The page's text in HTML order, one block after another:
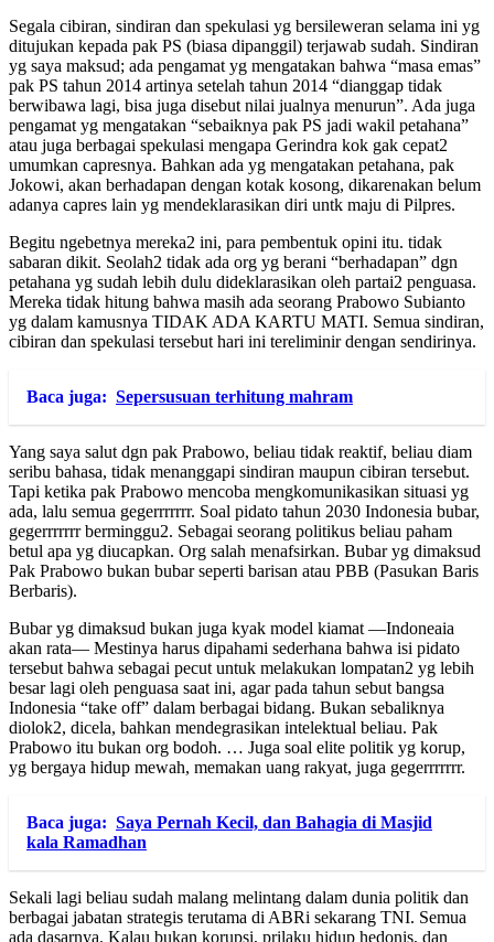
Segala cibiran, sindiran dan spekulasi yg bersileweran selama ini yg
ditujukan kepada pak PS (biasa dipanggil) terjawab sudah. Sindiran
yg saya maksud; ada pengamat yg mengatakan bahwa “masa emas”
pak PS tahun 2014 artinya setelah tahun 2014 “dianggap tidak
berwibawa lagi, bisa juga disebut nilai jualnya menurun”. Ada juga
pengamat yg mengatakan “sebaiknya pak PS jadi wakil petahana”
atau juga berbagai spekulasi mengapa Gerindra kok gak cepat2
umumkan capresnya. Bahkan ada yg mengatakan petahana, pak
Jokowi, akan berhadapan dengan kotak kosong, dikarenakan belum
adanya capres lain yg mendeklarasikan diri untk maju di Pilpres.
Begitu ngebetnya mereka2 ini, para pembentuk opini itu. tidak
sabaran dikit. Seolah2 tidak ada org yg berani “berhadapan” dgn
petahana yg sudah lebih dulu dideklarasikan oleh partai2 penguasa.
Mereka tidak hitung bahwa masih ada seorang Prabowo Subianto
yg dalam kamusnya TIDAK ADA KARTU MATI. Semua sindiran,
cibiran dan spekulasi tersebut hari ini tereliminir dengan sendirinya.
Baca juga: Sepersusuan terhitung mahram
Yang saya salut dgn pak Prabowo, beliau tidak reaktif, beliau diam
seribu bahasa, tidak menanggapi sindiran maupun cibiran tersebut.
Tapi ketika pak Prabowo mencoba mengkomunikasikan situasi yg
ada, lalu semua gegerrrrrrr. Soal pidato tahun 2030 Indonesia bubar,
gegerrrrrrr berminggu2. Sebagai seorang politikus beliau paham
betul apa yg diucapkan. Org salah menafsirkan. Bubar yg dimaksud
Pak Prabowo bukan bubar seperti barisan atau PBB (Pasukan Baris
Berbaris).
Bubar yg dimaksud bukan juga kyak model kiamat —Indoneaia
akan rata— Mestinya harus dipahami sederhana bahwa isi pidato
tersebut bahwa sebagai pecut untuk melakukan lompatan2 yg lebih
besar lagi oleh penguasa saat ini, agar pada tahun sebut bangsa
Indonesia “take off” dalam berbagai bidang. Bukan sebaliknya
diolok2, dicela, bahkan mendegrasikan intelektual beliau. Pak
Prabowo itu bukan org bodoh. … Juga soal elite politik yg korup,
yg bergaya hidup mewah, memakan uang rakyat, juga gegerrrrrrr.
Baca juga: Saya Pernah Kecil, dan Bahagia di Masjid
kala Ramadhan
Sekali lagi beliau sudah malang melintang dalam dunia politik dan
berbagai jabatan strategis terutama di ABRi sekarang TNI. Semua
ada dasarnya. Kalau bukan korupsi, prilaku hidup hedonis, dan